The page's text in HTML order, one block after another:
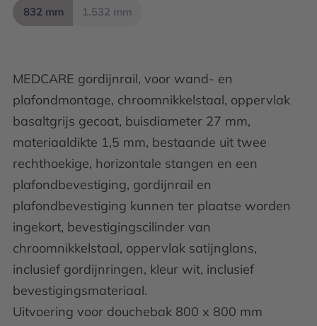
MEDCARE gordijnrail, voor wand- en
plafondmontage, chroomnikkelstaal, oppervlak
basaltgrijs gecoat, buisdiameter 27 mm,
materiaaldikte 1,5 mm, bestaande uit twee
rechthoekige, horizontale stangen en een
plafondbevestiging, gordijnrail en
plafondbevestiging kunnen ter plaatse worden
ingekort, bevestigingscilinder van
chroomnikkelstaal, oppervlak satijnglans,
inclusief gordijnringen, kleur wit, inclusief
bevestigingsmateriaal.
Uitvoering voor douchebak 800 x 800 mm
832 mm 1.532 mm